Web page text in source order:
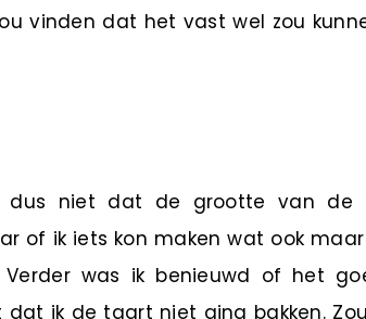
vinden dat het vast wel zou
dus niet dat de grootte van de
of ik iets kon maken wat ook
Verder was ik benieuwd of het
dat ik de taart niet ging bakken.